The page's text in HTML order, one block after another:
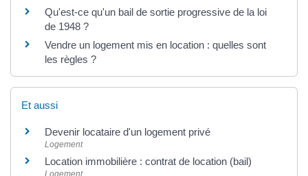
Qu'est-ce qu'un bail de sortie progressive de la loi
de 1948 ?
Vendre un logement mis en location : quelles sont
les règles ?
Et aussi
Devenir locataire d'un logement privé
Logement
Location immobilière : contrat de location (bail)